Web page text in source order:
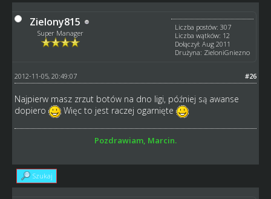
Zielony815
Super Manager
Liczba postów: 307
Liczba wątków: 12
Dołączył: Aug 2011
Drużyna: ZieloniGniezno
#26
2012-11-05, 20:49:07
Najpierw masz zrzut botów na dno ligi, później są awanse
dopiero
Więc to jest raczej ogarnięte
Pozdrawiam, Marcin.
Szukaj